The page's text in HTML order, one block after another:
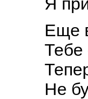
Еще
Тебе
Не